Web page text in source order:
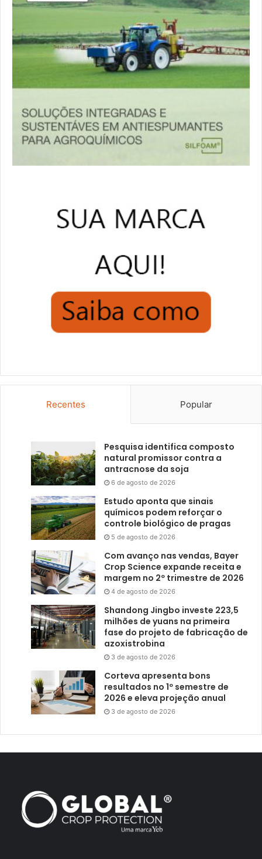
Recentes Popular
Pesquisa identifica composto
natural promissor contra a
antracnose da soja
6 de agosto de 2026
Estudo aponta que sinais
químicos podem reforçar o
controle biológico de pragas
5 de agosto de 2026
Com avanço nas vendas, Bayer
Crop Science expande receita e
margem no 2º trimestre de 2026
4 de agosto de 2026
Shandong Jingbo investe 223,5
milhões de yuans na primeira
fase do projeto de fabricação de
azoxistrobina
3 de agosto de 2026
Corteva apresenta bons
resultados no 1º semestre de
2026 e eleva projeção anual
3 de agosto de 2026